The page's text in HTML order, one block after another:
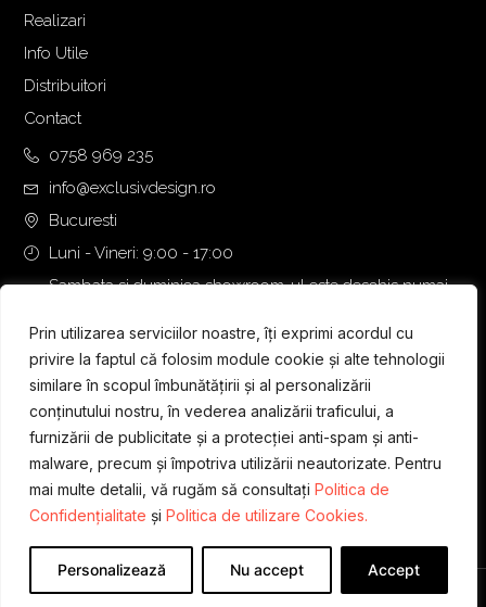
Prin utilizarea serviciilor noastre, îți exprimi acordul cu
privire la faptul că folosim module cookie și alte tehnologii
similare în scopul îmbunătățirii și al personalizării
conținutului nostru, în vederea analizării traficului, a
furnizării de publicitate și a protecției anti-spam și anti-
malware, precum și împotriva utilizării neautorizate. Pentru
mai multe detalii, vă rugăm să consultați Politica de
Confidențialitate și Politica de utilizare Cookies.
Personalizează Nu accept Accept
Realizari
Info Utile
Distribuitori
Contact
0758 969 235
info@exclusivdesign.ro
Bucuresti
Luni - Vineri: 9:00 - 17:00
Sambata si duminica showroom-ul este deschis numai
Designed & Developed byWEDEV IT